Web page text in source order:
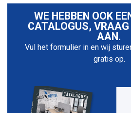
WE HEBBEN OOK
CATALOGUS,
AAN.
Vul het formulier in en wij
gratis op.